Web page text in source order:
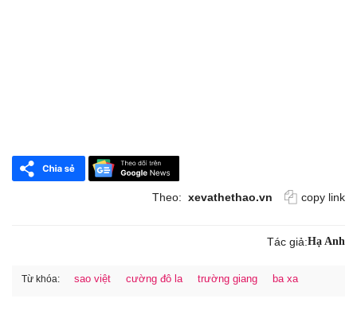
Theo: xevathethao.vn copy link
Tác giả:Hạ Anh
Từ khóa: sao việt cường đô la trường giang ba xa